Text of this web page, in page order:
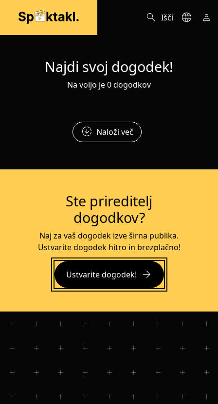
search Išči language person
Najdi svoj dogodek!
Na voljo je 0 dogodkov
downloading Naloži več
Ste prireditelj
dogodkov?
Naj za vaš dogodek izve širna publika.
Ustvarite dogodek hitro in brezplačno!
Ustvarite dogodek! arrow_forward